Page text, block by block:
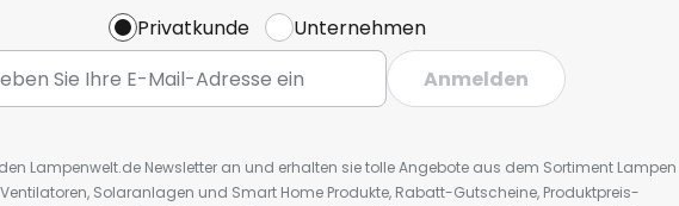
Privatkunde
Unternehmen
Anmelden
Lampenwelt.de Newsletter an und erhalten sie tolle Angebote aus dem Sortiment Lampen
Solaranlagen und Smart Home Produkte, Rabatt-Gutscheine, Produktpreis-